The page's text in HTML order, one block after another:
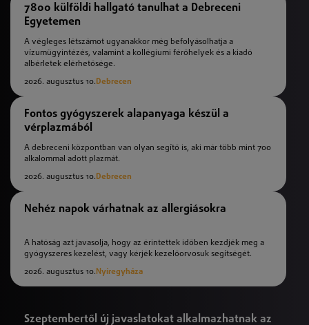
7800 külföldi hallgató tanulhat a Debreceni
Egyetemen
A végleges létszámot ugyanakkor még befolyásolhatja a
vízumügyintézés, valamint a kollégiumi férőhelyek és a kiadó
albérletek elérhetősége.
2026. augusztus 10.Debrecen
Fontos gyógyszerek alapanyaga készül a
vérplazmából
A debreceni központban van olyan segítő is, aki már több mint 700
alkalommal adott plazmát.
2026. augusztus 10.Debrecen
Nehéz napok várhatnak az allergiásokra
A hatóság azt javasolja, hogy az érintettek időben kezdjék meg a
gyógyszeres kezelést, vagy kérjék kezelőorvosuk segítségét.
2026. augusztus 10. Nyíregyháza
Szeptembertől új javaslatokat alkalmazhatnak az